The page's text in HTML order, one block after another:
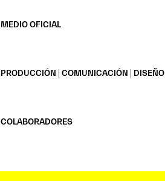
MEDIO OFICIAL
PRODUCCIÓN | COMUNICACIÓN | DISEÑO
COLABORADORES